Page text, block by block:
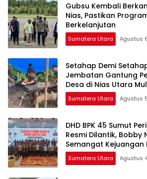
Gubsu Kembali
Nias, Pastikan
Berkelanjutan
Sumatera Utara Agustus
Setahap Demi
Jembatan Gantung
Desa di Nias Utara
Sumatera Utara Agustus
DHD BPK 45 Sumut
Resmi Dilantik, Bobby
Semangat Kejuangan
Generasi Muda
Sumatera Utara Agustus